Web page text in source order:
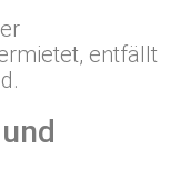
entfällt